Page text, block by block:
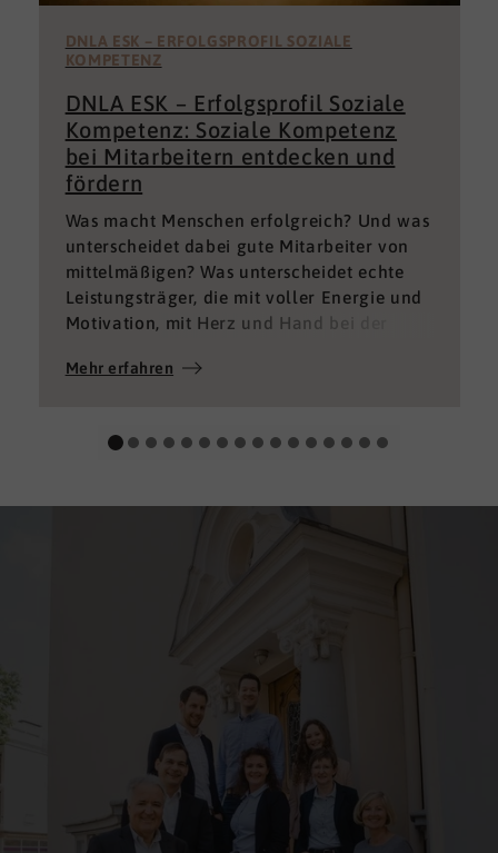
DNLA ESK – ERFOLGSPROFIL SOZIALE
KOMPETENZ
DNLA ESK – Erfolgsprofil Soziale
Kompetenz: Soziale Kompetenz
bei Mitarbeitern entdecken und
fördern
Was macht Menschen erfolgreich? Und was
unterscheidet dabei gute Mitarbeiter von
mittelmäßigen? Was unterscheidet echte
Leistungsträger, die mit voller Energie und
Motivation, mit Herz und Hand bei der
„Job“ machen und von denen, die – aus
Mehr erfahren